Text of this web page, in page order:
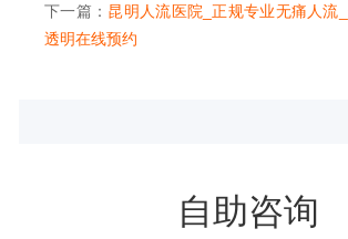
下一篇： 昆明人流医院_正规专业无痛人流
透明在线预约
自助咨询